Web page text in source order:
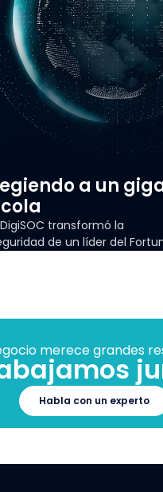
a un
transformó la
de un líder del
merece grandes
Habla con un experto